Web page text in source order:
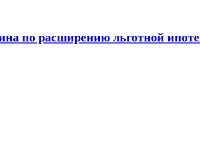
по расширению льготной